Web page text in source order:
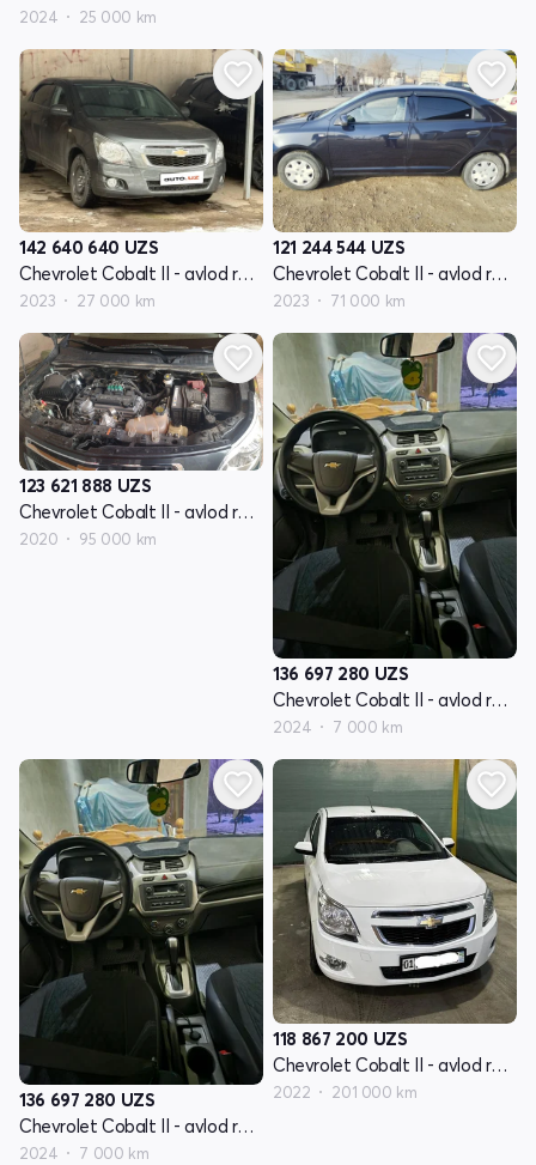
2024 25 000 km
142 640 640 UZS
Chevrolet Cobalt II - avlod restyling
2023 27 000 km
121 244 544 UZS
Chevrolet Cobalt II - avlod restyling
2023 71 000 km
123 621 888 UZS
Chevrolet Cobalt II - avlod restyling
2020 95 000 km
136 697 280 UZS
Chevrolet Cobalt II - avlod restyling
2024 7 000 km
136 697 280 UZS
Chevrolet Cobalt II - avlod restyling
2024 7 000 km
118 867 200 UZS
Chevrolet Cobalt II - avlod restyling
2022 201 000 km